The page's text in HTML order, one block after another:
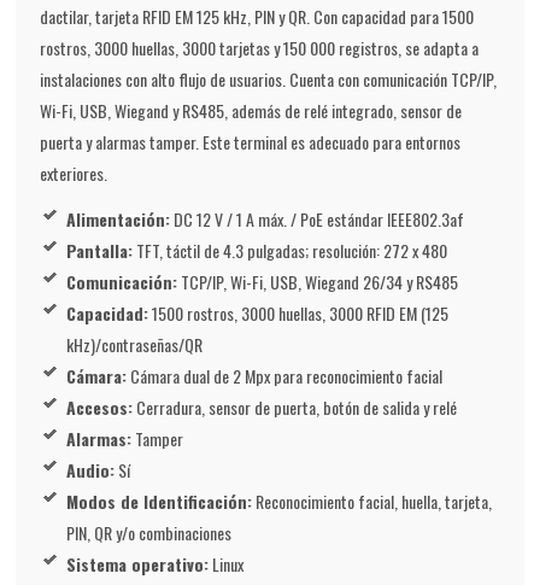
dactilar, tarjeta RFID EM 125 kHz, PIN y QR. Con capacidad para 1500
rostros, 3000 huellas, 3000 tarjetas y 150 000 registros, se adapta a
instalaciones con alto flujo de usuarios. Cuenta con comunicación TCP/IP,
Wi-Fi, USB, Wiegand y RS485, además de relé integrado, sensor de
puerta y alarmas tamper. Este terminal es adecuado para entornos
exteriores.
Alimentación:DC 12 V / 1 A máx. / PoE estándar IEEE802.3af
Pantalla:TFT, táctil de 4.3 pulgadas; resolución: 272 x 480
Comunicación:TCP/IP, Wi-Fi, USB, Wiegand 26/34 y RS485
Capacidad:1500 rostros, 3000 huellas, 3000 RFID EM (125
kHz)/contraseñas/QR
Cámara:Cámara dual de 2 Mpx para reconocimiento facial
Accesos:Cerradura, sensor de puerta, botón de salida y relé
Alarmas:Tamper
Audio:Sí
Modos de Identificación:Reconocimiento facial, huella, tarjeta,
PIN, QR y/o combinaciones
Sistema operativo:Linux